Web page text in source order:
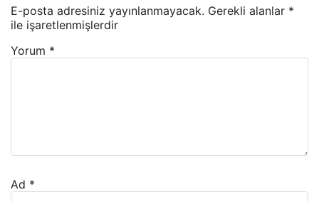
E-posta adresiniz yayınlanmayacak. Gerekli alanlar *
ile işaretlenmişlerdir
Yorum *
Ad *